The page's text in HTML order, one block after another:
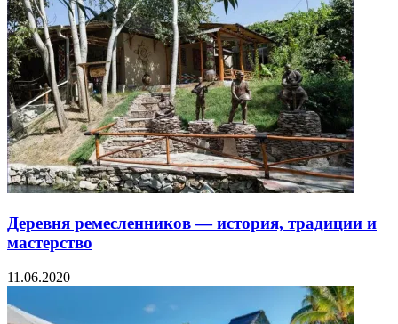
Деревня ремесленников — история, традиции и
мастерство
11.06.2020